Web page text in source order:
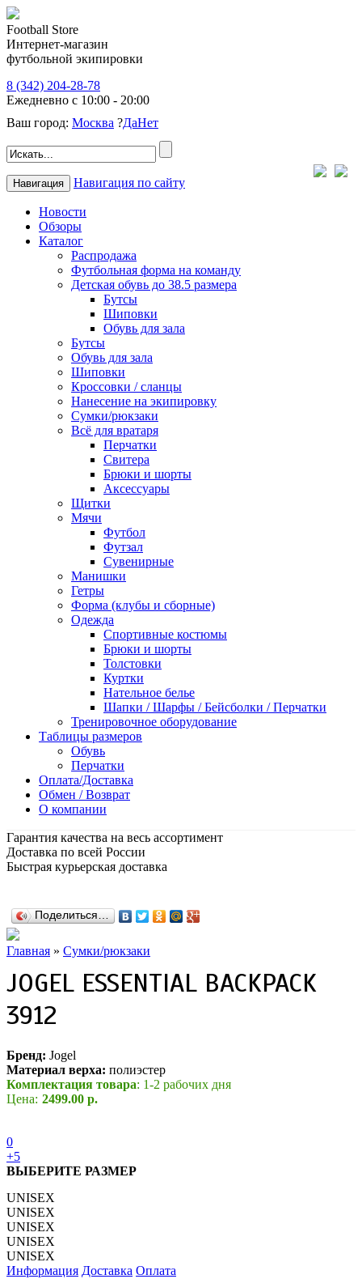
Football Store
Интернет-магазин
футбольной экипировки
8 (342) 204-28-78
Ежедневно с 10:00 - 20:00
Ваш город: Москва ?ДаНет
Навигация Навигация по сайту
Новости
Обзоры
Каталог
Распродажа
Футбольная форма на команду
Детская обувь до 38.5 размера
Бутсы
Шиповки
Обувь для зала
Бутсы
Обувь для зала
Шиповки
Кроссовки / сланцы
Нанесение на экипировку
Сумки/рюкзаки
Всё для вратаря
Перчатки
Cвитера
Брюки и шорты
Аксессуары
Щитки
Мячи
Футбол
Футзал
Сувенирные
Манишки
Гетры
Форма (клубы и сборные)
Одежда
Спортивные костюмы
Брюки и шорты
Толстовки
Куртки
Нательное белье
Шапки / Шарфы / Бейсболки / Перчатки
Тренировочное оборудование
Таблицы размеров
Обувь
Перчатки
Оплата/Доставка
Обмен / Возврат
О компании
Гарантия качества на весь ассортимент
Доставка по всей России
Быстрая курьерская доставка
Поделиться…
Главная » Сумки/рюкзаки
JOGEL ESSENTIAL BACKPACK
3912
Бренд: Jogel
Материал верха: полиэстер
Комплектация товара: 1-2 рабочих дня
Цена: 2499.00 р.
0
+5
ВЫБЕРИТЕ РАЗМЕР
UNISEX
UNISEX
UNISEX
UNISEX
UNISEX
Информация Доставка Оплата